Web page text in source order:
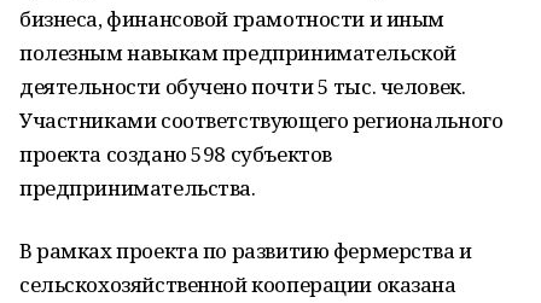
бизнеса, финансовой грамотности и иным
полезным навыкам предпринимательской
деятельности обучено почти 5 тыс. человек.
Участниками соответствующего регионального
проекта создано 598 субъектов
предпринимательства.
В рамках проекта по развитию фермерства и
сельскохозяйственной кооперации оказана